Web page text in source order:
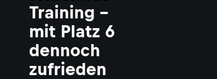
Training –
mit Platz 6
dennoch
zufrieden